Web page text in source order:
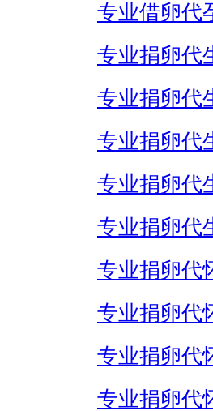
专业借卵代
专业捐卵代
专业捐卵代
专业捐卵代
专业捐卵代
专业捐卵代
专业捐卵代
专业捐卵代
专业捐卵代
专业捐卵代